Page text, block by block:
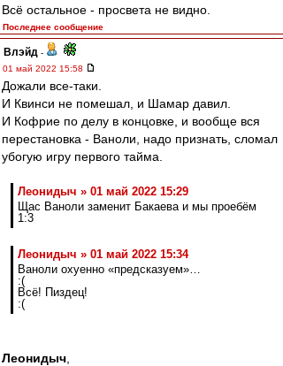
Всё остальное - просвета не видно.
Последнее сообщение
Влэйд -
01 май 2022 15:58
Дожали все-таки.
И Квинси не помешал, и Шамар давил.
И Кофрие по делу в концовке, и вообще вся
перестановка - Ваноли, надо признать, сломал
убогую игру первого тайма.
Леонидыч » 01 май 2022 15:29
Щас Ваноли заменит Бакаева и мы проебём
1:3
Леонидыч » 01 май 2022 15:34
Ваноли охуенно «предсказуем»…
:(
Всё! Пиздец!
:(
Леонидыч